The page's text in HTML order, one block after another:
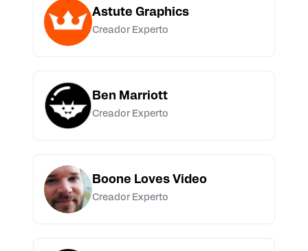
Astute Graphics
Creador Experto
Ben Marriott
Creador Experto
Boone Loves Video
Creador Experto